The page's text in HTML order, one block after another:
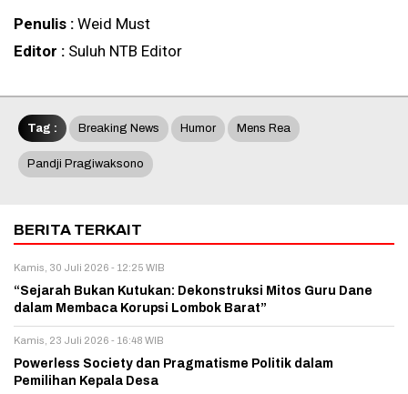
Penulis : Weid Must
Editor : Suluh NTB Editor
Tag : Breaking News Humor Mens Rea
Pandji Pragiwaksono
BERITA TERKAIT
Kamis, 30 Juli 2026 - 12:25 WIB
“Sejarah Bukan Kutukan: Dekonstruksi Mitos Guru Dane
dalam Membaca Korupsi Lombok Barat”
Kamis, 23 Juli 2026 - 16:48 WIB
Powerless Society dan Pragmatisme Politik dalam
Pemilihan Kepala Desa